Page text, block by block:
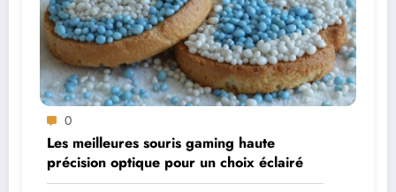
0
Les meilleures souris gaming haute
précision optique pour un choix éclairé